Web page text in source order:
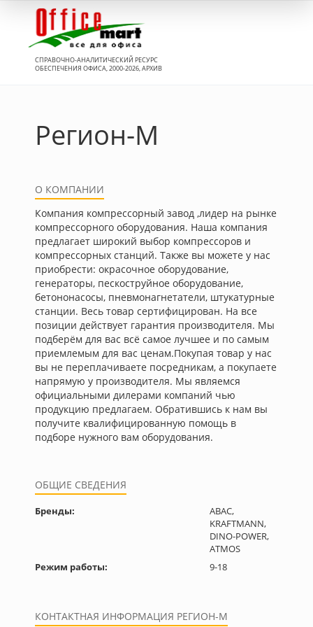
СПРАВОЧНО-АНАЛИТИЧЕСКИЙ РЕСУРС
ОБЕСПЕЧЕНИЯ ОФИСА, 2000-2026, АРХИВ
Регион-М
О КОМПАНИИ
Компания компрессорный завод ,лидер на рынке
компрессорного оборудования. Наша компания
предлагает широкий выбор компрессоров и
компрессорных станций. Также вы можете у нас
приобрести: окрасочное оборудование,
генераторы, пескоструйное оборудование,
бетононасосы, пневмонагнетатели, штукатурные
станции. Весь товар сертифицирован. На все
позиции действует гарантия производителя. Мы
подберём для вас всё самое лучшее и по самым
приемлемым для вас ценам.Покупая товар у нас
вы не переплачиваете посредникам, а покупаете
напрямую у производителя. Мы являемся
официальными дилерами компаний чью
продукцию предлагаем. Обратившись к нам вы
получите квалифицированную помощь в
подборе нужного вам оборудования.
ОБЩИЕ СВЕДЕНИЯ
Бренды:
ABAC,
KRAFTMANN,
DINO-POWER,
ATMOS
Режим работы:
9-18
КОНТАКТНАЯ ИНФОРМАЦИЯ РЕГИОН-М